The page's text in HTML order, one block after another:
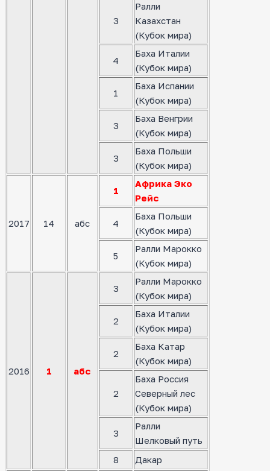
3
Ралли
Казахстан
(Кубок мира)
4
Баха Италии
(Кубок мира)
1
Баха Испании
(Кубок мира)
3
Баха Венгрии
(Кубок мира)
3
Баха Польши
(Кубок мира)
2017 14 абс
1
Африка Эко
Рейс
4
Баха Польши
(Кубок мира)
5
Ралли Марокко
(Кубок мира)
2016 1 абс
3
Ралли Марокко
(Кубок мира)
2
Баха Италии
(Кубок мира)
2
Баха Катар
(Кубок мира)
2
Баха Россия
Северный лес
(Кубок мира)
3
Ралли
Шелковый путь
8
Дакар